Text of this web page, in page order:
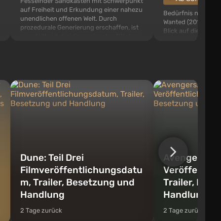
auf Freiheit und Erkundung einer nahezu
unendlichen offenen Welt. Durch
prozedurale Generierung erschaffen, ist
Bedürfnis nach
Wanted (2012) -
Blick auf die dritte
diesem Teil der
Dune: Teil Drei
Filmveröffentlichungsdatu
m, Trailer, Besetzung und
Handlung
2 Tage zurück
Avengers:
Trailer,
Handlung
2 Tage zurück